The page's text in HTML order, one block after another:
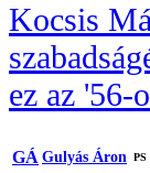
Kocsis
ez az '56-
GÁ Gulyás Áron ‎PS